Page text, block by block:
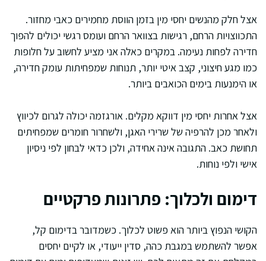
אצל חלק מהנשים יחסי מין בזמן הווסת מחמירים כאבי מחזור.
התכווצויות הרחם, רגישות בצוואר הרחם ועומס רגשי יכולים להפוך
חדירה לפחות נעימה. במקרים כאלה אני מציע לחשוב על חלופות
כמו מגע חיצוני, קצב איטי יותר, תנוחות שמפחיתות עומק חדירה,
או הימנעות בימים הכואבים ביותר.
אצל אחרות יחסי מין דווקא מקלים. אורגזמה יכולה לגרום לכיווץ
ולאחר מכן להרפיה של שרירי האגן, ולשחרור חומרים שמפחיתים
תחושת כאב. התגובה אינה אחידה, ולכן כדאי לבחון לפי ניסיון
אישי ולפי נוחות.
דימום ולכלוך: פתרונות פרקטיים
הקושי הנפוץ ביותר הוא פשוט לכלוך. כשמדובר בדימום קל,
אפשר להשתמש במגבת כהה, סדין ייעודי, או לקיים יחסים